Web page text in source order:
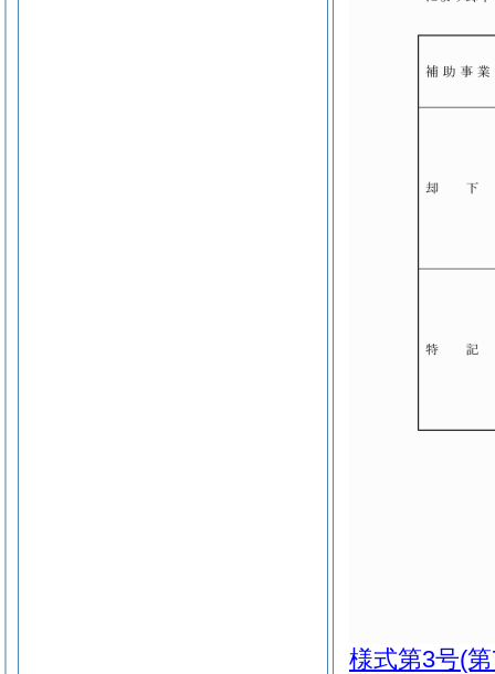
様式第3号(